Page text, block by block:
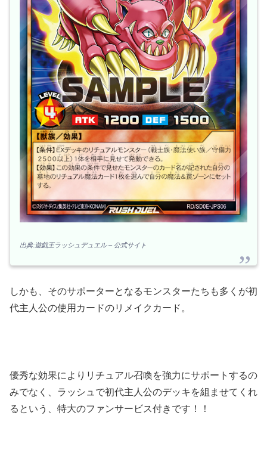
出典:遊戯王ラッシュデュエル – 公式サイト
しかも、そのサポーターとなるモンスターたちも多くが初
代主人公の使用カードのリメイクカード。
優秀な効果によりリチュアル召喚を強力にサポートするの
みでなく、ラッシュで初代主人公のデッキを組ませてくれ
るという、特大のファンサービス付きです！！